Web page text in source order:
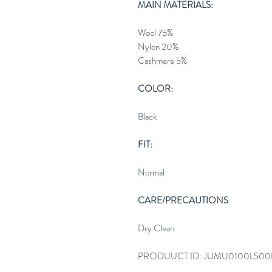
MAIN MATERIALS:
Wool 75%
Nylon 20%
Cashmere 5%
COLOR:
Black
FIT:
Normal
CARE/PRECAUTIONS:
Dry Clean
PRODUUCT ID: